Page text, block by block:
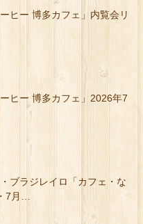
ヒー 博多カフェ」内覧会リ
ーヒー 博多カフェ」2026年7
ブラジレイロ「カフェ・な
7月…